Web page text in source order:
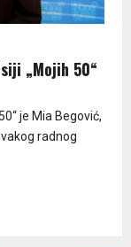
„Mojih 50“
je Mia Begović,
radnog